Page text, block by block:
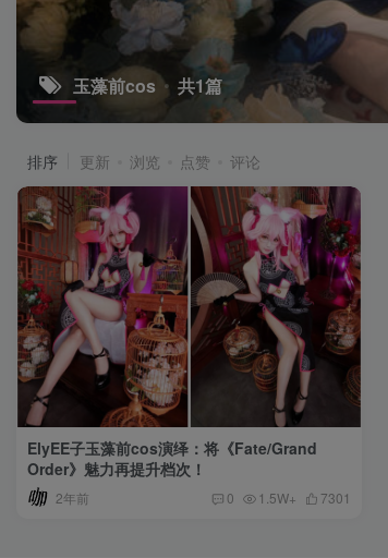
玉藻前cos 共1篇
排序 更新 浏览 点赞 评论
ElyEE子玉藻前cos演绎：将《Fate/Grand
Order》魅力再提升档次！
2年前 0 1.5W+ 7301